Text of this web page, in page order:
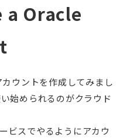
a Oracle
ウントを作成してみまし
始められるのがクラウド
ビスでやるようにアカウ